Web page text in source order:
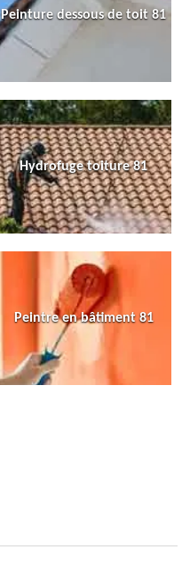
Peinture dessous de toit 81
Hydrofuge toiture 81
Peintre en bâtiment 81